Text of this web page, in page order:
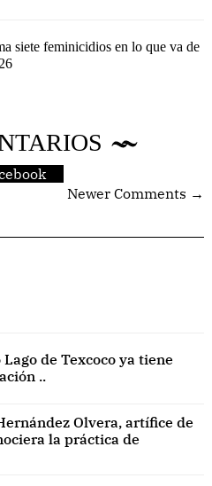
siete feminicidios en lo que va de
Newer Comments →
de Texcoco ya tiene
..
Olvera, artífice de
la práctica de